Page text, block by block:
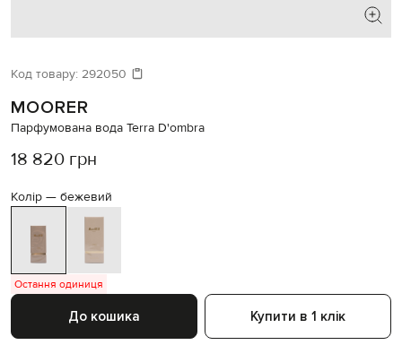
Код товару: 292050
MOORER
Парфумована вода Terra D'ombra
18 820 грн
Колір — бежевий
Остання одиниця
До кошика Купити в 1 клік